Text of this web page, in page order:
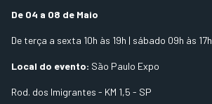
De 04 a 08 de Maio
De terça a sexta 10h às 19h | sábado 09h às 17h
Local do evento: São Paulo Expo
Rod. dos Imigrantes - KM 1,5 - SP